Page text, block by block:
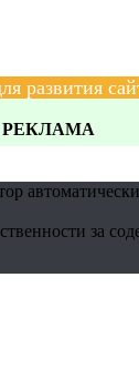
развития
за